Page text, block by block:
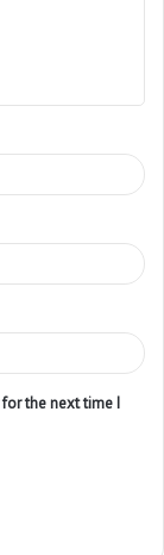
the next time I